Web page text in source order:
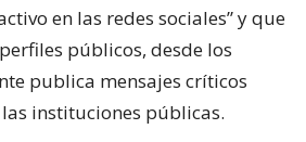
en las redes sociales” y que
públicos, desde los
publica mensajes críticos
instituciones públicas.